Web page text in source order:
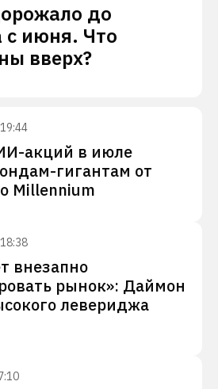
до
июня. Что
вверх?
акций в июле
гигантам от
Millennium
внезапно
рынок»: Даймон
левериджа